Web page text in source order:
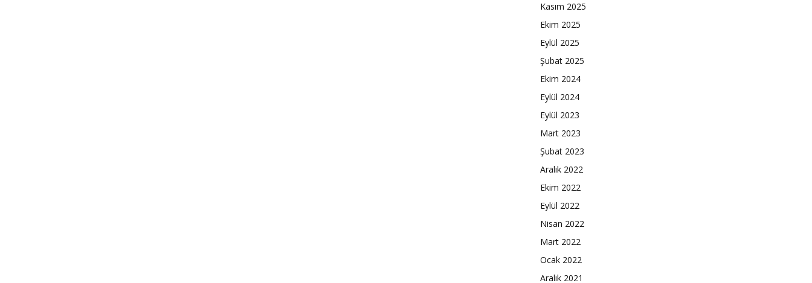
Kasım 2025
Ekim 2025
Eylül 2025
Şubat 2025
Ekim 2024
Eylül 2024
Eylül 2023
Mart 2023
Şubat 2023
Aralık 2022
Ekim 2022
Eylül 2022
Nisan 2022
Mart 2022
Ocak 2022
Aralık 2021